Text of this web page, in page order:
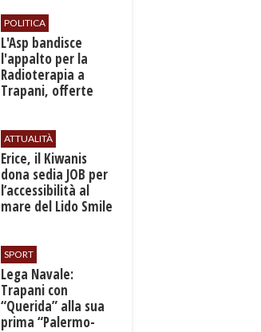
POLITICA
L'Asp bandisce
l'appalto per la
Radioterapia a
Trapani, offerte
ATTUALITÀ
​Erice, il Kiwanis
dona sedia JOB per
l’accessibilità al
mare del Lido Smile
SPORT
​Lega Navale:
Trapani con
“Querida” alla sua
prima “Palermo-